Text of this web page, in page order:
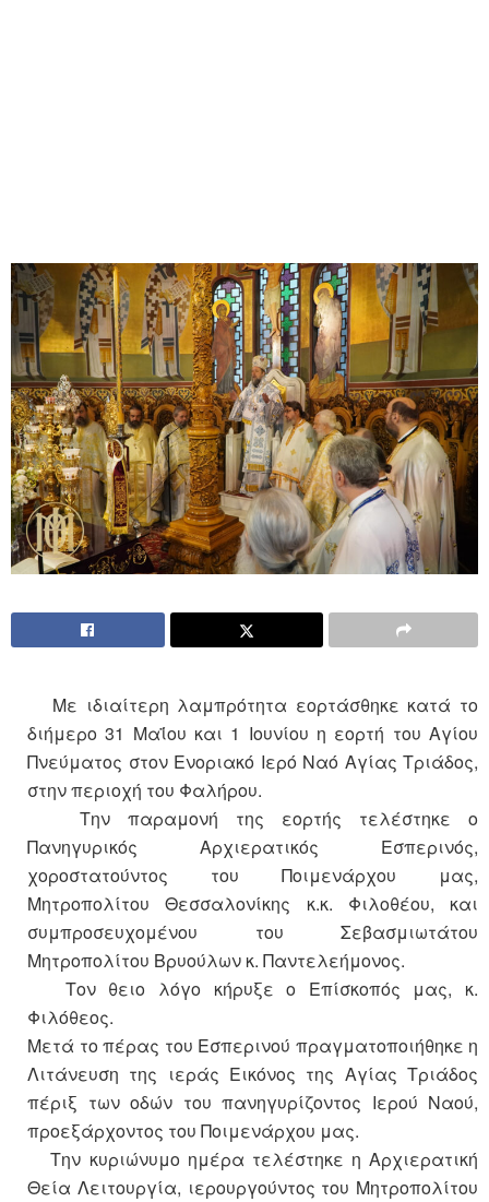
Με ιδιαίτερη λαμπρότητα εορτάσθηκε κατά το
διήμερο 31 Μαΐου και 1 Ιουνίου η εορτή του Αγίου
Πνεύματος στον Ενοριακό Ιερό Ναό Αγίας Τριάδος,
στην περιοχή του Φαλήρου.
Την παραμονή της εορτής τελέστηκε ο
Πανηγυρικός Αρχιερατικός Εσπερινός,
χοροστατούντος του Ποιμενάρχου μας,
Μητροπολίτου Θεσσαλονίκης κ.κ. Φιλοθέου, και
συμπροσευχομένου του Σεβασμιωτάτου
Μητροπολίτου Βρυούλων κ. Παντελεήμονος.
Τον θειο λόγο κήρυξε ο Επίσκοπός μας, κ.
Φιλόθεος.
Μετά το πέρας του Εσπερινού πραγματοποιήθηκε η
Λιτάνευση της ιεράς Εικόνος της Αγίας Τριάδος
πέριξ των οδών του πανηγυρίζοντος Ιερού Ναού,
προεξάρχοντος του Ποιμενάρχου μας.
Την κυριώνυμο ημέρα τελέστηκε η Αρχιερατική
Θεία Λειτουργία, ιερουργούντος του Μητροπολίτου